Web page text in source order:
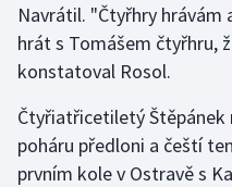
Navrátil. "Čtyřhry hrávám
hrát s Tomášem čtyřhru,
konstatoval Rosol.
Čtyřiatřicetiletý Štěpánek
poháru předloni a čeští
prvním kole v Ostravě s